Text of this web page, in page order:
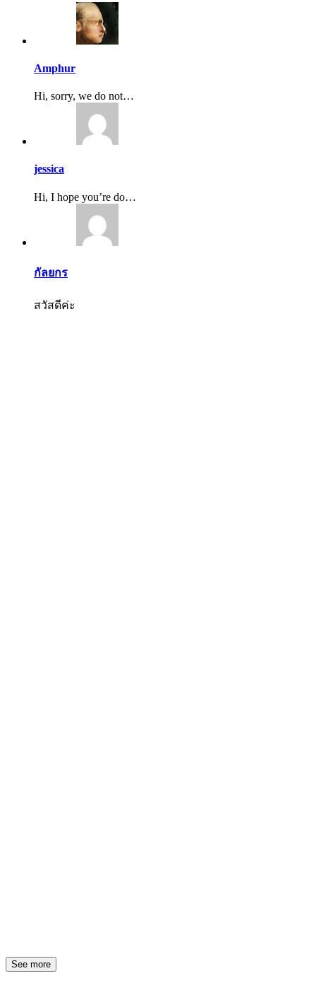
Amphur
Hi, sorry, we do not…
jessica
Hi, I hope you’re do…
กัลยกร
สวัสดีค่ะ
See more